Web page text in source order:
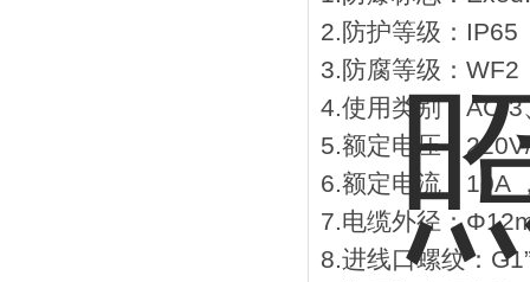
2.防护等级：IP65
3.防腐等级：WF2
4.使用类别：AC-
5.额定电压：
6.额定电流：10A
7.电缆外径：
8.进线口螺纹：